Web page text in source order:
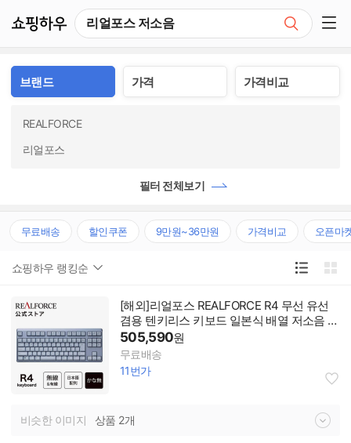
브랜드 가격 가격비교
REALFORCE
리얼포스
필터 전체보기
무료배송 할인쿠폰 9만원~36만원 가격비교 오픈마
쇼핑하우 랭킹순
[해외]리얼포스 REALFORCE R4 무선 유선
겸용 텐키리스 키보드 일본식 배열 저소음 모
델
505,590원
무료배송
11번가
비슷한 이미지 상품 2개